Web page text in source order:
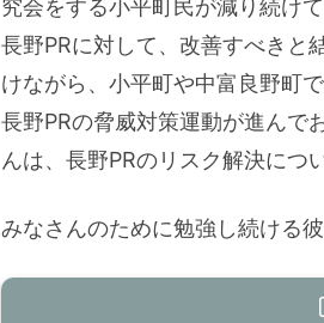
究会をする小平町民が減り続け
長野PRに対して、改善すべきと
けながら、小平町や中富良野町
長野PRの脅威対策運動が進んで
んは、長野PRのリスク解決につ
みなさんのために勉強し続ける